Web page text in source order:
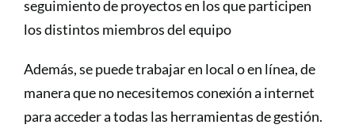
seguimiento de proyectos en los que participen
los distintos miembros del equipo
Además, se puede trabajar en local o en línea, de
manera que no necesitemos conexión a internet
para acceder a todas las herramientas de gestión.